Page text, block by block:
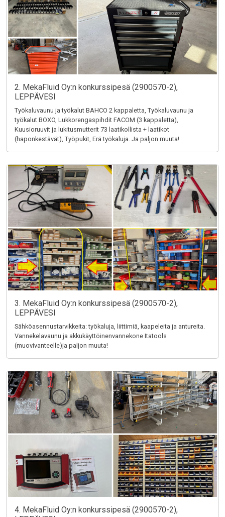
2. MekaFluid Oy:n konkurssipesä (2900570-2),
LEPPÄVESI
Työkaluvaunu ja työkalut BAHCO 2 kappaletta, Työkaluvaunu ja
työkalut BOXO, Lukkorengaspihdit FACOM (3 kappaletta),
Kuusioruuvit ja lukitusmutterit 73 laatikollista + laatikot
(haponkestävät), Työpukit, Erä työkaluja. Ja paljon muuta!
3. MekaFluid Oy:n konkurssipesä (2900570-2),
LEPPÄVESI
Sähköasennustarvikkeita: työkaluja, liittimiä, kaapeleita ja antureita.
Vannekelavaunu ja akkukäyttöinenvannekone Itatools
(muovivanteelle)ja paljon muuta!
4. MekaFluid Oy:n konkurssipesä (2900570-2),